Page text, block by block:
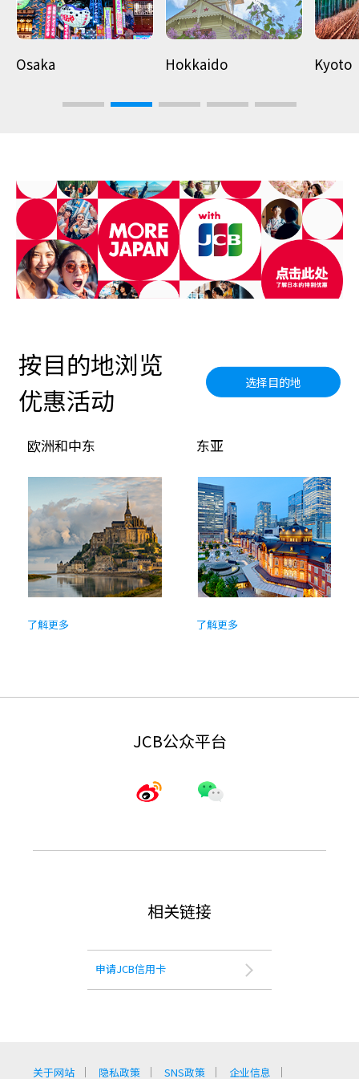
Osaka Hokkaido Kyoto
4 5
按目的地浏览
优惠活动
选择目的地
欧洲和中东
了解更多
东亚
了解更多
JCB公众平台
相关链接
申请JCB信用卡
关于网站 隐私政策 SNS政策 企业信息